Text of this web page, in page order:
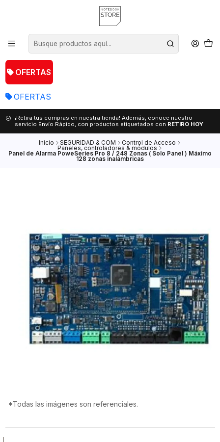
OFERTAS
OFERTAS
¡Retira tus compras en nuestra tienda! Además, conoce nuestro
servicio Envío Rápido, con productos etiquetados con RETIRO HOY
Inicio SEGURIDAD & COM Control de Acceso
Paneles, controladores & módulos
Panel de Alarma PoweSeries Pro 8 / 248 Zonas ( Solo Panel ) Máximo
128 zonas inalámbricas
*Todas las imágenes son referenciales.